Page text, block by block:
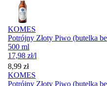
KOMES
Potrójny Złoty Piwo (butelka
500 ml
17,98 zł/l
Cena
8,99 zł
KOMES
Potrójny Złoty Piwo (butelka